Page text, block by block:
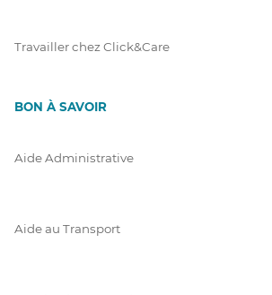
Travailler chez Click&Care
BON À SAVOIR
Aide Administrative
Aide au Transport